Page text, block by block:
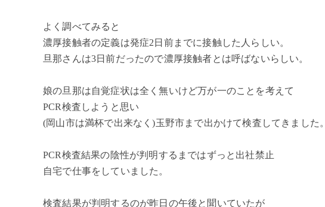
よく調べてみると
濃厚接触者の定義は発症2日前までに接触した人らしい。
旦那さんは3日前だったので濃厚接触者とは呼ばないらしい。
娘の旦那は自覚症状は全く無いけど万が一のことを考えて
PCR検査しようと思い
(岡山市は満杯で出来なく)玉野市まで出かけて検査してきました。
PCR検査結果の陰性が判明するまではずっと出社禁止
自宅で仕事をしていました。
検査結果が判明するのが昨日の午後と聞いていたが